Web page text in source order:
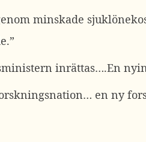
minskade
inrättas….En
en ny